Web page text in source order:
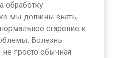
обработку
мы должны знать,
старение и
Болезнь
просто обычная